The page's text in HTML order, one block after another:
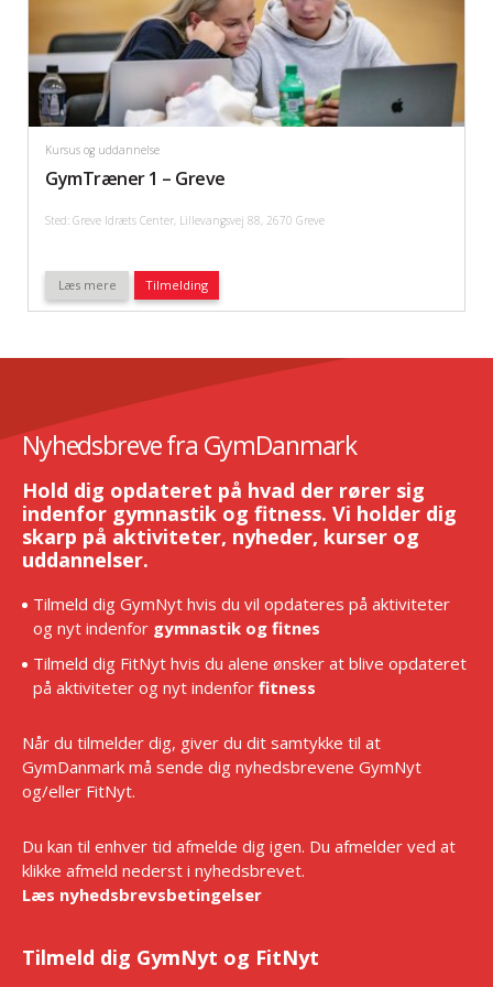
Kursus og uddannelse
GymTræner 1 – Greve
Sted: Greve Idræts Center, Lillevangsvej 88, 2670 Greve
Læs mere Tilmelding
Nyhedsbreve fra GymDanmark
Hold dig opdateret på hvad der rører sig
indenfor gymnastik og fitness. Vi holder dig
skarp på aktiviteter, nyheder, kurser og
uddannelser.
Tilmeld dig GymNyt hvis du vil opdateres på aktiviteter
og nyt indenfor gymnastik og fitnes
Tilmeld dig FitNyt hvis du alene ønsker at blive opdateret
på aktiviteter og nyt indenfor fitness
Når du tilmelder dig, giver du dit samtykke til at
GymDanmark må sende dig nyhedsbrevene GymNyt
og/eller FitNyt.
Du kan til enhver tid afmelde dig igen. Du afmelder ved at
klikke afmeld nederst i nyhedsbrevet.
Læs nyhedsbrevsbetingelser
Tilmeld dig GymNyt og FitNyt